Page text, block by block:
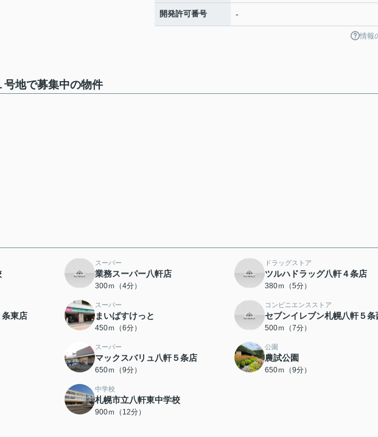
開発許可番号 -
情報
号地で募集中の物件
スーパー
業務スーパー八軒店
300ｍ（4分）
ドラッグストア
ツルハドラッグ八軒４条店
380ｍ（5分）
条東店
スーパー
まいばすけっと
450ｍ（6分）
コンビニエンスストア
セブンイレブン札幌八軒５条
500ｍ（7分）
スーパー
マックスバリュ八軒５条店
650ｍ（9分）
公園
農試公園
650ｍ（9分）
中学校
札幌市立八軒東中学校
900ｍ（12分）